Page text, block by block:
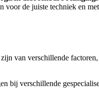
voor de juiste techniek en
van verschillende
bij verschillende